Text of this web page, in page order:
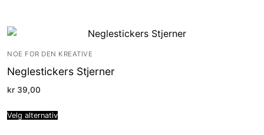
NOE FOR DEN KREATIVE
Neglestickers Stjerner
kr 39,00
Velg alternativ